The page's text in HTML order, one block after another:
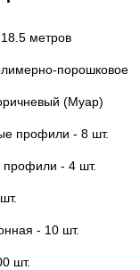
метров
порошковое
(Муар)
профили - 8 шт.
профили - 4 шт.
- 10 шт.
шт.